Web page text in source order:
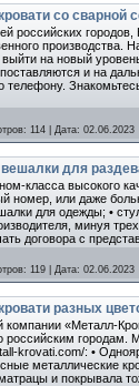
со сварной
российских
производства.
на новый
и на
телефону.
114 Дата: 02.06.2023
для
класса высокого
номер, или даже
для одежды; •
минуя
договора с
119 Дата: 02.06.2023
разных
компании «Металл-
российским
krovati.com/: •
металлические
и покрывала